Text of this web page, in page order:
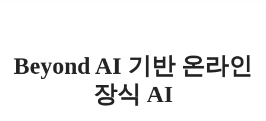
Beyond AI 기반 온라인
장식 AI